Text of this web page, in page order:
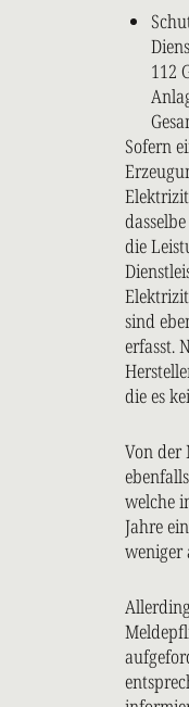
112
Sofern
die
sind
erfasst.
die es
Von der
welche
Jahre
weniger